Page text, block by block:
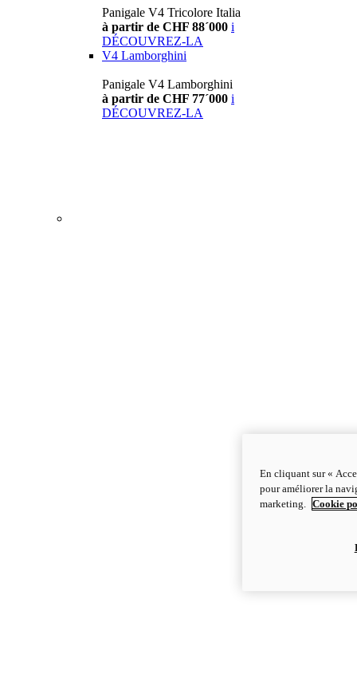
Panigale V4 Tricolore Italia
à partir de CHF 88´000 i
DÉCOUVREZ-LA
V4 Lamborghini
Panigale V4 Lamborghini
à partir de CHF 77´000 i
DÉCOUVREZ-LA
En cliquant sur «
pour améliorer la
marketing.
Cookie